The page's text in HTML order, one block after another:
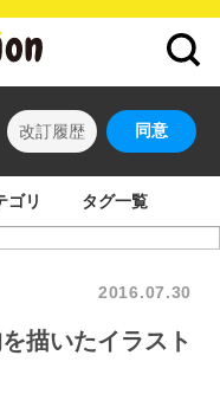
改訂履歴 同意
ゴリ タグ一覧
2016.07.30
描いたイラスト